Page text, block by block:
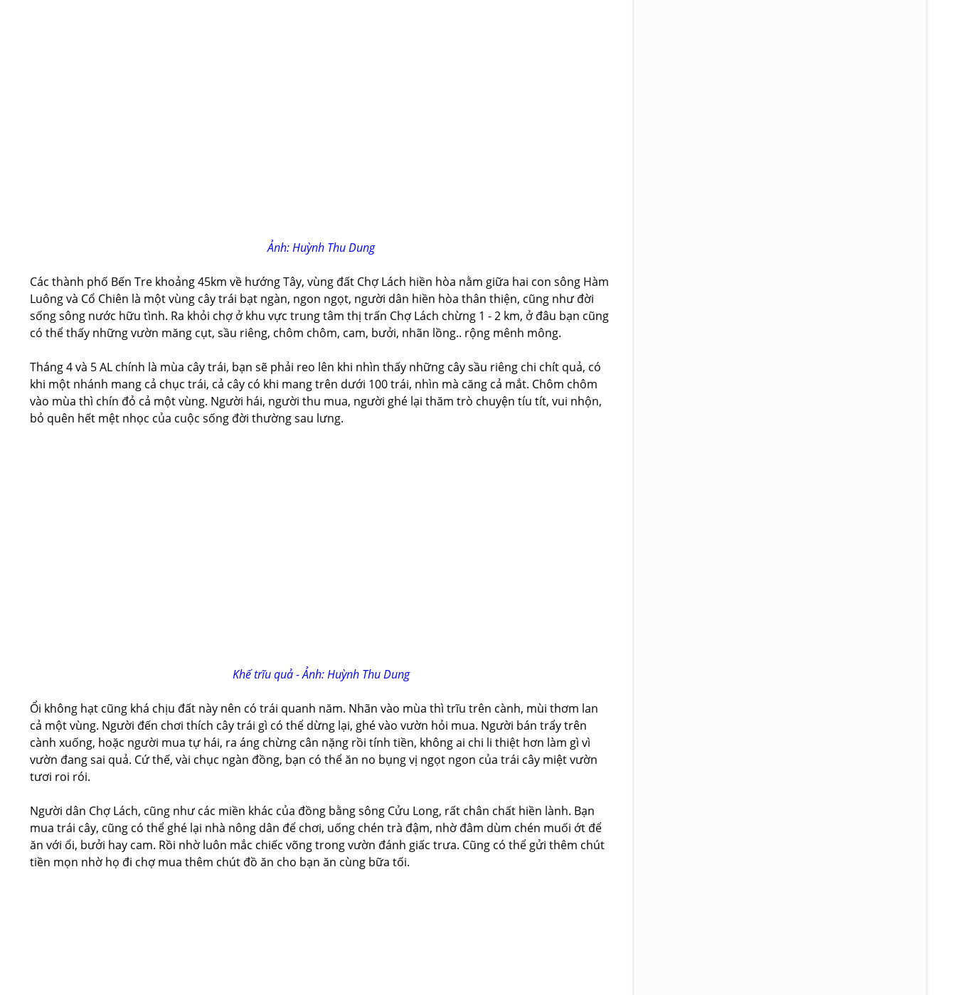
Ảnh: Huỳnh Thu Dung
Các thành phố Bến Tre khoảng 45km về hướng Tây, vùng đất Chợ Lách hiền hòa nằm giữa hai con sông Hàm
Luông và Cổ Chiên là một vùng cây trái bạt ngàn, ngon ngọt, người dân hiền hòa thân thiện, cũng như đời
sống sông nước hữu tình. Ra khỏi chợ ở khu vực trung tâm thị trấn Chợ Lách chừng 1 - 2 km, ở đâu bạn cũng
có thể thấy những vườn măng cụt, sầu riêng, chôm chôm, cam, bưởi, nhãn lồng.. rộng mênh mông.
Tháng 4 và 5 AL chính là mùa cây trái, bạn sẽ phải reo lên khi nhìn thấy những cây sầu riêng chi chít quả, có
khi một nhánh mang cả chục trái, cả cây có khi mang trên dưới 100 trái, nhìn mà căng cả mắt. Chôm chôm
vào mùa thì chín đỏ cả một vùng. Người hái, người thu mua, người ghé lại thăm trò chuyện tíu tít, vui nhộn,
bỏ quên hết mệt nhọc của cuộc sống đời thường sau lưng.
Khế trĩu quả - Ảnh: Huỳnh Thu Dung
Ổi không hạt cũng khá chịu đất này nên có trái quanh năm. Nhãn vào mùa thì trĩu trên cành, mùi thơm lan
cả một vùng. Người đến chơi thích cây trái gì có thể dừng lại, ghé vào vườn hỏi mua. Người bán trẩy trên
cành xuống, hoặc người mua tự hái, ra áng chừng cân nặng rồi tính tiền, không ai chi li thiệt hơn làm gì vì
vườn đang sai quả. Cứ thế, vài chục ngàn đồng, bạn có thể ăn no bụng vị ngọt ngon của trái cây miệt vườn
tươi roi rói.
Người dân Chợ Lách, cũng như các miền khác của đồng bằng sông Cửu Long, rất chân chất hiền lành. Bạn
mua trái cây, cũng có thể ghé lại nhà nông dân để chơi, uống chén trà đậm, nhờ đâm dùm chén muối ớt để
ăn với ổi, bưởi hay cam. Rồi nhờ luôn mắc chiếc võng trong vườn đánh giấc trưa. Cũng có thể gửi thêm chút
tiền mọn nhờ họ đi chợ mua thêm chút đồ ăn cho bạn ăn cùng bữa tối.